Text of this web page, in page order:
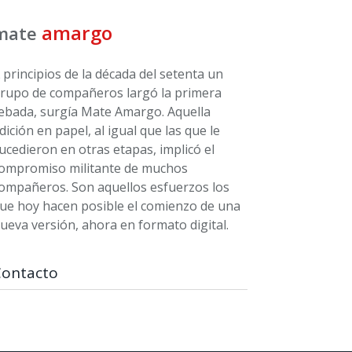
amargo
principios de la década del setenta un
de compañeros largó la primera
surgía Mate Amargo. Aquella
en papel, al igual que las que le
en otras etapas, implicó el
militante de muchos
Son aquellos esfuerzos los
hoy hacen posible el comienzo de una
versión, ahora en formato digital.